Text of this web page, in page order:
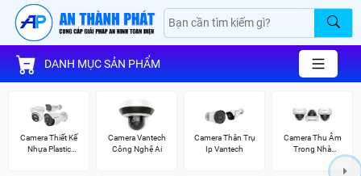
DANH MỤC SẢN PHẨM
Camera Thiết Kế
Nhựa Plastic
Camera Vantech
Công Nghệ Ai
Camera Thân Trụ
Ip Vantech
Camera Thu Âm
Trong Nhà